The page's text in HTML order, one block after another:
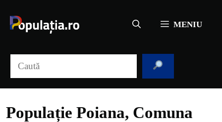
conținut
MENIU
Populație Poiana, Comuna